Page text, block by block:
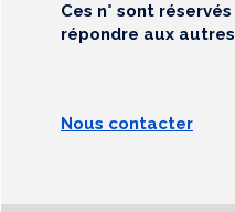
Ces n° sont
répondre aux
Nous contacter